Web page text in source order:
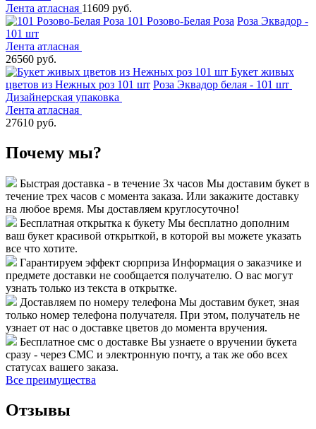
Лента атласная 11609 руб.
101 Розово-Белая Роза Роза Эквадор -
101 шт
Лента атласная
26560 руб.
Букет живых
цветов из Нежных роз 101 шт Роза Эквадор белая - 101 шт
Дизайнерская упаковка
Лента атласная
27610 руб.
Почему мы?
Быстрая доставка - в течение 3х часов Мы доставим букет в
течение трех часов с момента заказа. Или закажите доставку
на любое время. Мы доставляем круглосуточно!
Бесплатная открытка к букету Мы бесплатно дополним
ваш букет красивой открыткой, в которой вы можете указать
все что хотите.
Гарантируем эффект сюрприза Информация о заказчике и
предмете доставки не сообщается получателю. О вас могут
узнать только из текста в открытке.
Доставляем по номеру телефона Мы доставим букет, зная
только номер телефона получателя. При этом, получатель не
узнает от нас о доставке цветов до момента вручения.
Бесплатное смс о доставке Вы узнаете о вручении букета
сразу - через СМС и электронную почту, а так же обо всех
статусах вашего заказа.
Все преимущества
Отзывы